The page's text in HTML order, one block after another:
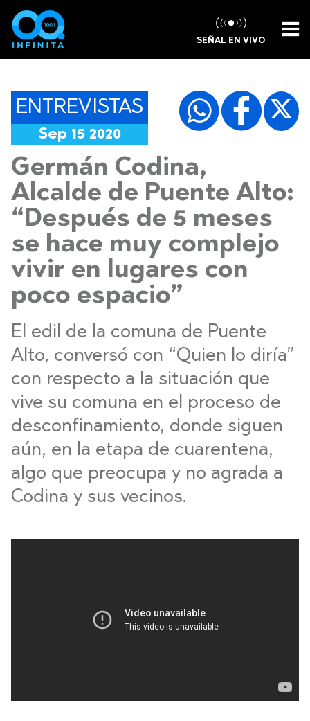
SEÑAL EN VIVO
ENTREVISTAS
Sep 15 2020
Germán Codina,
Alcalde de Puente Alto:
“Después de 5 meses
se hace muy complejo
vivir en lugares con
poco espacio”
El edil de la comuna de Puente
Alto, conversó con “Quien lo diría”
con respecto a la situación que
vive su comuna en el proceso de
desconfinamiento, donde siguen
aún, en la etapa de cuarentena,
algo que preocupa y no agrada a
Codina y sus vecinos.